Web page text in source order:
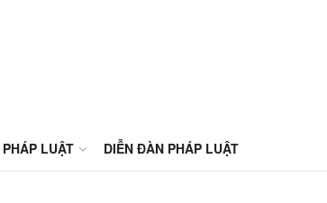
LUẬT DIỄN ĐÀN PHÁP LUẬT